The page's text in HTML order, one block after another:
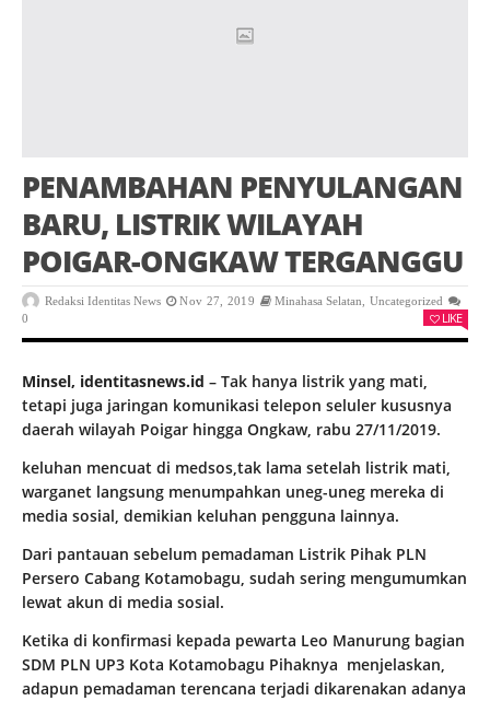
PENAMBAHAN PENYULANGAN
BARU, LISTRIK WILAYAH
POIGAR-ONGKAW TERGANGGU
Redaksi Identitas News Nov 27, 2019 Minahasa Selatan
Uncategorized
0
LIKE
Minsel, identitasnews.id – Tak hanya listrik yang mati,
tetapi juga jaringan komunikasi telepon seluler kususnya
daerah wilayah Poigar hingga Ongkaw, rabu 27/11/2019.
keluhan mencuat di medsos,tak lama setelah listrik mati,
warganet langsung menumpahkan uneg-uneg mereka di
media sosial, demikian keluhan pengguna lainnya.
Dari pantauan sebelum pemadaman Listrik Pihak PLN
Persero Cabang Kotamobagu, sudah sering mengumumkan
lewat akun di media sosial.
Ketika di konfirmasi kepada pewarta Leo Manurung bagian
SDM PLN UP3 Kota Kotamobagu Pihaknya menjelaskan,
adapun pemadaman terencana terjadi dikarenakan adanya